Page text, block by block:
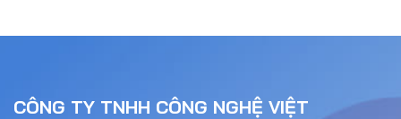
CÔNG TY TNHH CÔNG NGHỆ VIỆT